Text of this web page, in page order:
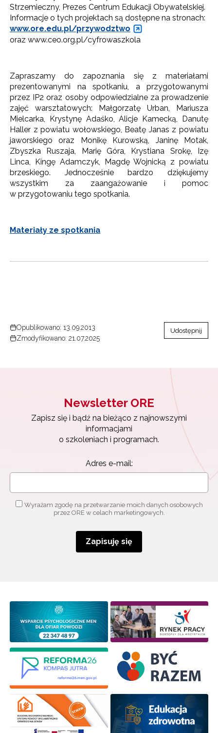
Strzemieczny, Prezes Centrum Edukacji Obywatelskiej.
Informacje o tych projektach są dostępne na stronach:
www.ore.edu.pl/przywodztwo
oraz www.ceo.org.pl/cyfrowaszkola
Zapraszamy do zapoznania się z materiałami
prezentowanymi na spotkaniu, a przygotowanymi
przez IP2 oraz osoby odpowiedzialne za prowadzenie
zajęć warsztatowych: Małgorzatę Urban, Mariusza
Mielcarka, Krystynę Adaśko, Alicje Kamecką, Danutę
Haller z powiatu wołowskiego, Beatę Janas z powiatu
jaworskiego oraz Monikę Kurowską, Janinę Motak,
Zbyszka Ruszaja, Marię Góra, Krystiana Srokę, Izę
Linca, Kingę Adamczyk, Magdę Wojnicką z powiatu
brzeskiego. Jednocześnie bardzo dziękujemy
wszystkim za zaangażowanie i pomoc
w przygotowaniu tego spotkania.
Materiały ze spotkania
Opublikowano: 13.09.2013
Zmodyfikowano: 21.07.2025
Udostępnij
Newsletter ORE
Zapisz się i bądź na bieżąco z najnowszymi
informacjami
o szkoleniach i programach.
Adres e-mail:
Wyrażam zgodę na przetwarzanie moich danych osobowych
przez ORE w celach marketingowych.
Zapisuję się
Newsletter ORE
Zapisz się i bądź na bieżąco z najnowszymi
informacjami
o szkoleniach i programach.
Adres e-mail:
Wyrażam zgodę na przetwarzanie moich danych
osobowych przez ORE w celach marketingowych.